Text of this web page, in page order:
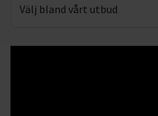
Välj bland vårt utbud